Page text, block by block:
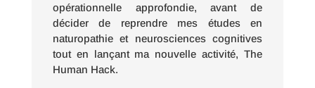
opérationnelle approfondie, avant de
décider de reprendre mes études en
naturopathie et neurosciences cognitives
tout en lançant ma nouvelle activité, The
Human Hack.